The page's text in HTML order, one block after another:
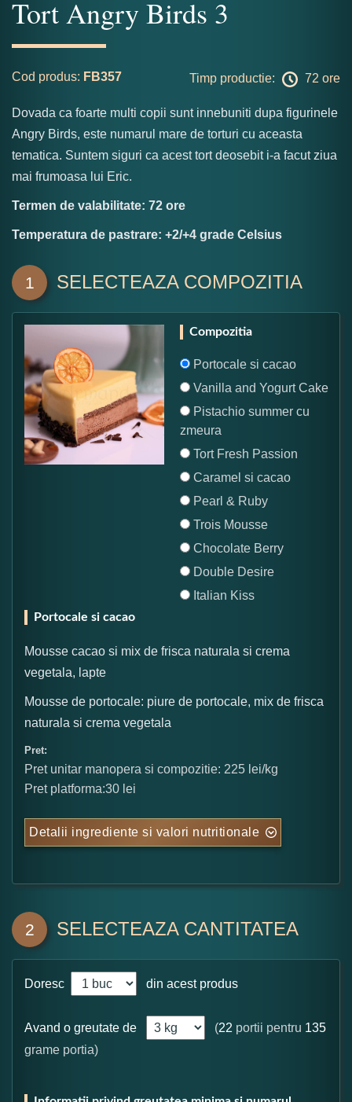
Tort Angry Birds 3
Cod produs: FB357 Timp productie: 72 ore
Dovada ca foarte multi copii sunt innebuniti dupa figurinele
Angry Birds, este numarul mare de torturi cu aceasta
tematica. Suntem siguri ca acest tort deosebit i-a facut ziua
mai frumoasa lui Eric.
Termen de valabilitate: 72 ore
Temperatura de pastrare: +2/+4 grade Celsius
1 SELECTEAZA COMPOZITIA
Compozitia
Portocale si cacao
Vanilla and Yogurt Cake
Pistachio summer cu
zmeura
Tort Fresh Passion
Caramel si cacao
Pearl & Ruby
Trois Mousse
Chocolate Berry
Double Desire
Italian Kiss
Portocale si cacao
Mousse cacao si mix de frisca naturala si crema
vegetala, lapte
Mousse de portocale: piure de portocale, mix de frisca
naturala si crema vegetala
Pret:
Pret unitar manopera si compozitie: 225 lei/kg
Pret platforma:30 lei
Detalii ingrediente si valori nutritionale
2 SELECTEAZA CANTITATEA
Doresc din acest produs
Avand o greutate de (22 portii pentru 135
grame portia)